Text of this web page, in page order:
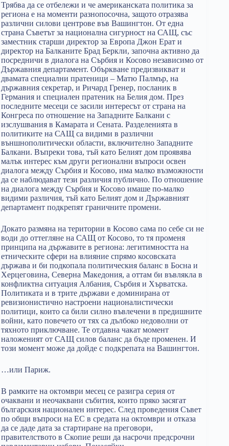
Трябва да се отбележи и че американската политика за
региона е на моменти разнопосочна, защото отразява
различни силови центрове във Вашингтон. От една
страна Съветът за национална сигурност на САЩ, със
заместник старши директор за Европа Джон Ерат и
директор на Балканите Брад Беркли, започна активно да
посредничи в диалога на Сърбия и Косово независимо от
Държавния департамент. Объркване предизвикват и
двамата специални пратеници – Матю Палмър, на
държавния секретар, и Ричард Гренер, посланик в
Германия и специален пратеник на Белия дом. През
последните месеци се засили интересът от страна на
Конгреса по отношение на Западните Балкани с
изслушвания в Камарата и Сената. Разделенията в
политиките на САЩ са видими в различни
външнополитически области, включително Западните
Балкани. Въпреки това, тъй като Белият дом проявява
малък интерес към други регионални въпроси освен
диалога между Сърбия и Косово, има малко възможности
да се наблюдават тези различия публично. По отношение
на диалога между Сърбия и Косово имаше по-малко
видими различия, тъй като Белият дом и Държавният
департамент подкрепят граничните промени.
Докато размяна на територии в Косово сама по себе си не
води до оттегляне на САЩ от Косово, то тя променя
принципа на държавите в региона: легитимността на
етническите сфери на влияние спрямо косовската
държава и би подкопала политическия баланс в Босна и
Херцеговина, Северна Македония, а оттам би въвлякла в
конфликтна ситуация Албания, Сърбия и Хърватска.
Политиката и в трите държави е доминирана от
ревизионистично настроени националистически
политици, които са били силно въвлечени в предишните
войни, като повечето от тях са дълбоко недоволни от
тяхното приключване. Те отдавна чакат момент
наложеният от САЩ силов баланс да бъде променен. И
този момент може да дойде с подкрепата на Вашингтон.
…или Париж.
В рамките на октомври месец се разигра серия от
очаквани и неочаквани събития, които пряко засягат
българския национален интерес. След проведения Съвет
по общи въпроси на ЕС в средата на октомври и отказа
да се даде дата за стартиране на преговори,
правителството в Скопие реши да насрочи предсрочни